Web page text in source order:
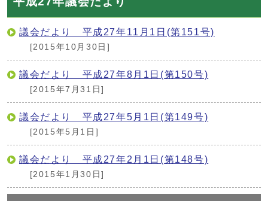
議会だより 平成27年11月1日(第151号)
[2015年10月30日]
議会だより 平成27年8月1日(第150号)
[2015年7月31日]
議会だより 平成27年5月1日(第149号)
[2015年5月1日]
議会だより 平成27年2月1日(第148号)
[2015年1月30日]